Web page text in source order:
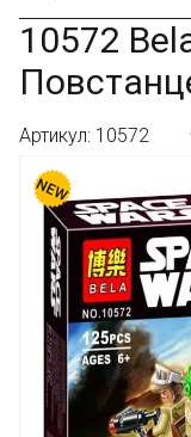
10572
Артикул: 10572